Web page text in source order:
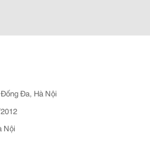
Đa, Hà Nội
Nội